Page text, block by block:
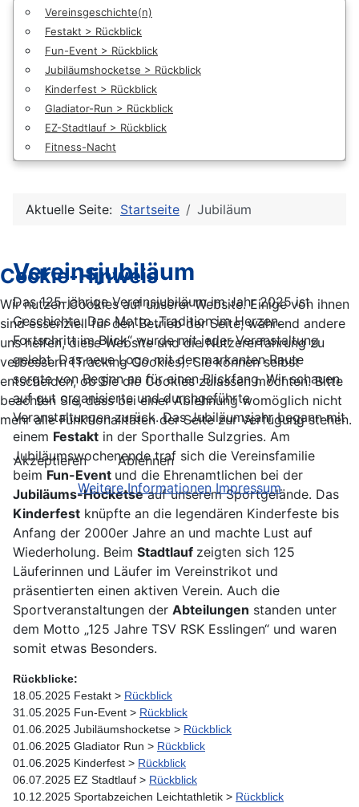
Vereinsgeschichte(n)
Festakt > Rückblick
Fun-Event > Rückblick
Jubiläumshocketse > Rückblick
Kinderfest > Rückblick
Gladiator-Run > Rückblick
EZ-Stadtlauf > Rückblick
Fitness-Nacht
Aktuelle Seite: Startseite Jubiläum
Vereinsjubiläum
Das 125-jährige Vereinsjubiläum im Jahr 2025 ist
Geschichte. Das Motto „Tradition im Herzen.
Fortschritt im Blick“ wurde mit jeder Veranstaltung
gelebt. Das neue Logo mit der markanten Raute
sorgte von Beginn an für einen Blickfang. Wir schauen
auf gut organisierte und durchgeführte
Veranstaltungen zurück. Das Jubiläumsjahr begann mit
einem Festakt in der Sporthalle Sulzgries. Am
Jubiläumswochenende traf sich die Vereinsfamilie
beim Fun-Event und die Ehrenamtlichen bei der
Jubiläums-Hocketseauf unserem Sportgelände. Das
Kinderfest knüpfte an die legendären Kinderfeste bis
Anfang der 2000er Jahre an und machte Lust auf
Wiederholung. Beim Stadtlauf zeigten sich 125
Läuferinnen und Läufer im Vereinstrikot und
präsentierten einen aktiven Verein. Auch die
Sportveranstaltungen der Abteilungen standen unter
dem Motto „125 Jahre TSV RSK Esslingen“ und waren
somit etwas Besonders.
Rückblicke:
18.05.2025 Festakt > Rückblick
31.05.2025 Fun-Event > Rückblick
01.06.2025 Jubiläumshocketse > Rückblick
01.06.2025 Gladiator Run > Rückblick
01.06.2025 Kinderfest > Rückblick
06.07.2025 EZ Stadtlauf > Rückblick
10.12.2025 Sportabzeichen Leichtathletik > Rückblick
Cookie-Hinweis
Wir nutzen Cookies auf unserer Website. Einige von ihnen
sind essenziell für den Betrieb der Seite, während andere
uns helfen, diese Website und die Nutzererfahrung zu
verbessern (Tracking Cookies). Sie können selbst
entscheiden, ob Sie die Cookies zulassen möchten. Bitte
beachten Sie, dass bei einer Ablehnung womöglich nicht
mehr alle Funktionalitäten der Seite zur Verfügung stehen.
Akzeptieren
Ablehnen
Weitere Informationen Impressum